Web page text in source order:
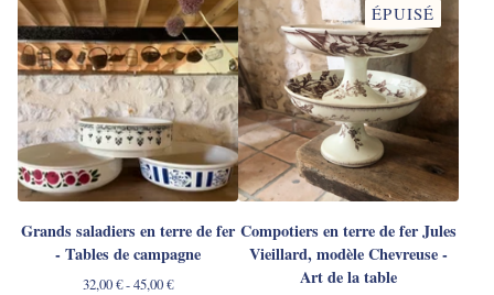
Grands saladiers en terre de fer
- Tables de campagne
32,00€- 45,00€
ÉPUISÉ
Compotiers en terre de fer Jules
Vieillard, modèle Chevreuse -
Art de la table